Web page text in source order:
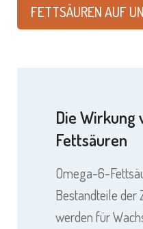
FETTSÄUREN AUF
Die Wirkung
Fettsäuren
Omega-6-
Bestandteile der
werden für